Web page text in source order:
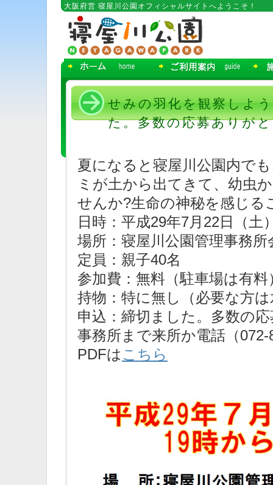
大阪府営 寝屋川公園オフィシャルサイトへようこそ！
コ
ツ
へ
動
せみの羽化を観察しよ
た。多数の応募ありが
夏になると寝屋川公園内で
ミが土から出てきて、幼虫
せんか?生命の神秘を感じる
日時：平成29年7月22日（
場所：寝屋川公園管理事務
定員：親子40名
参加費：無料（駐車場は有料
持物：特に無し（必要な方
申込：締切ました。多数の
事務所まで来所か電話（072-
PDFは こちら